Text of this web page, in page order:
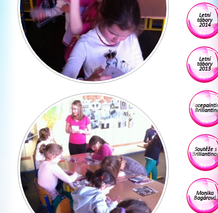
Letní
tábory
2014
Letní
tábory
2013
Soutěže s
Monika
Bagárová